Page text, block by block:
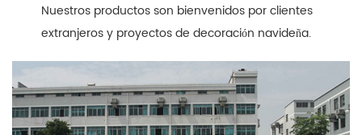
Nuestros productos son bienvenidos por clientes
extranjeros y proyectos de decoración navideña.